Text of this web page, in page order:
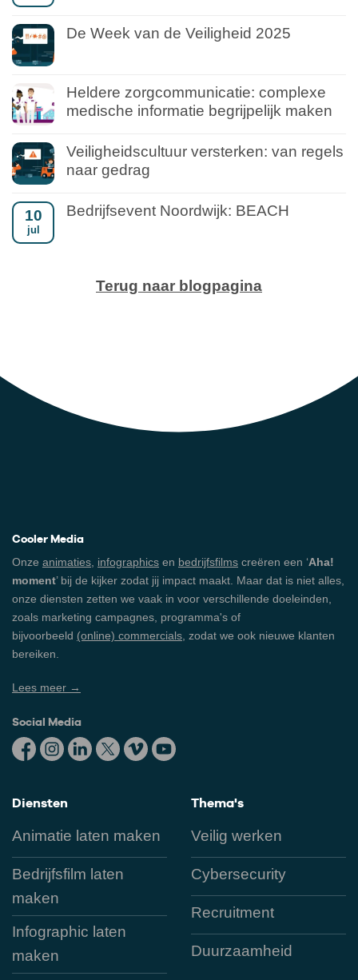
De Week van de Veiligheid 2025
Heldere zorgcommunicatie: complexe
medische informatie begrijpelijk maken
Veiligheidscultuur versterken: van regels
naar gedrag
10
jul
Bedrijfsevent Noordwijk: BEACH
Terug naar blogpagina
Cooler Media
Onze animaties, infographics en bedrijfsfilms creëren een ‘Aha!
moment’ bij de kijker zodat jij impact maakt. Maar dat is niet alles,
onze diensten zetten we vaak in voor verschillende doeleinden,
zoals marketing campagnes, programma's of
bijvoorbeeld (online) commercials, zodat we ook nieuwe klanten
bereiken.
Lees meer →
Social Media
Diensten
Animatie laten maken
Bedrijfsfilm laten
maken
Infographic laten
maken
Thema's
Veilig werken
Cybersecurity
Recruitment
Duurzaamheid